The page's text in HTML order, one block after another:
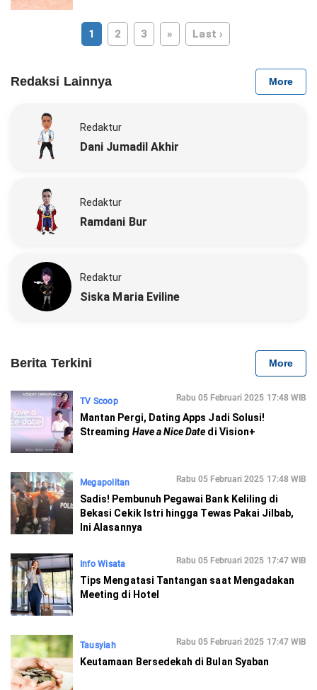
1 2 3 » Last ›
Redaksi Lainnya More
Redaktur
Dani Jumadil Akhir
Redaktur
Ramdani Bur
Redaktur
Siska Maria Eviline
Berita Terkini More
TV Scoop Rabu 05 Februari 2025 17:48 WIB
Mantan Pergi, Dating Apps Jadi Solusi!
Streaming Have a Nice Date di Vision+
Megapolitan Rabu 05 Februari 2025 17:48 WIB
Sadis! Pembunuh Pegawai Bank Keliling di
Bekasi Cekik Istri hingga Tewas Pakai Jilbab,
Ini Alasannya
Info Wisata Rabu 05 Februari 2025 17:47 WIB
Tips Mengatasi Tantangan saat Mengadakan
Meeting di Hotel
Tausyiah Rabu 05 Februari 2025 17:47 WIB
Keutamaan Bersedekah di Bulan Syaban